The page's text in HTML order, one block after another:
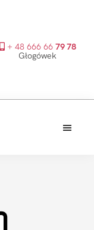
+ 48 666 66 79 78
Głogówek